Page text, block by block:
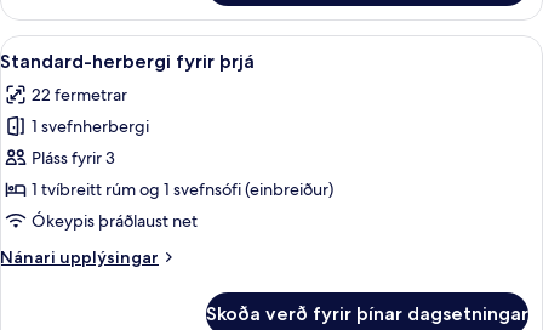
herbergi
fyrir
tvo
Skoða
allar
myndir
fyrir
Standard-
herbergi
fyrir
Ofnæmisprófaður sængurfatnaður,
4
Standard-herbergi fyrir þrjá
22 fermetrar
1 svefnherbergi
Pláss fyrir 3
1 tvíbreitt rúm og 1 svefnsófi (einbreiður)
Ókeypis þráðlaust net
Nánari upplýsingar
Nánari
Skoða verð fyrir þínar dagsetningar